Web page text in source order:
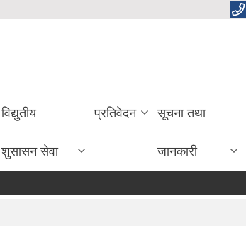
विद्युतीय
शुसासन सेवा
प्रतिवेदन सूचना तथा
जानकारी